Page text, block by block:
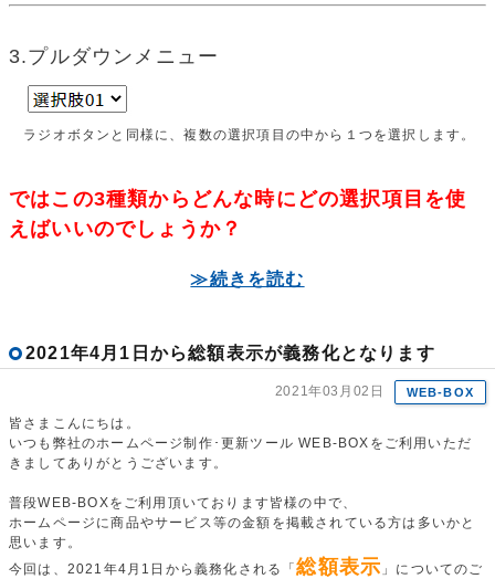
3.プルダウンメニュー
ラジオボタンと同様に、複数の選択項目の中から１つを選択します。
ではこの3種類からどんな時にどの選択項目を使
えばいいのでしょうか？
≫続きを読む
2021年4月1日から総額表示が義務化となります
2021年03月02日 WEB-BOX
皆さまこんにちは。
いつも弊社のホームページ制作･更新ツール WEB-BOXをご利用いただ
きましてありがとうございます。
普段WEB-BOXをご利用頂いております皆様の中で、
ホームページに商品やサービス等の金額を掲載されている方は多いかと
思います。
今回は、2021年4月1日から義務化される「総額表示 」についてのご